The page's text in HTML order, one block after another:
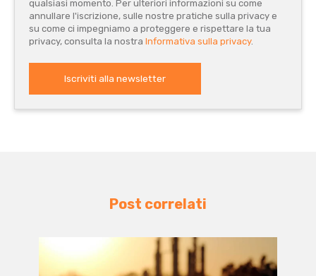
qualsiasi momento. Per ulteriori informazioni su come
annullare l'iscrizione, sulle nostre pratiche sulla privacy e
su come ci impegniamo a proteggere e rispettare la tua
privacy, consulta la nostra Informativa sulla privacy.
Post correlati